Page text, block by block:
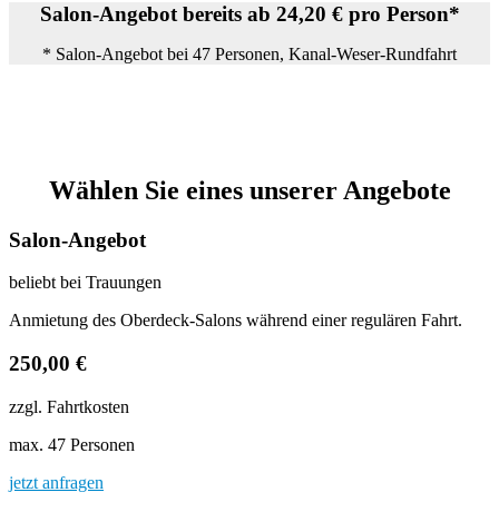
Salon-Angebot bereits ab 24,20 € pro Person*
* Salon-Angebot bei 47 Personen, Kanal-Weser-Rundfahrt
Wählen Sie eines unserer Angebote
Salon-Angebot
beliebt bei Trauungen
Anmietung des Oberdeck-Salons während einer regulären Fahrt.
250,00 €
zzgl. Fahrtkosten
max. 47 Personen
jetzt anfragen